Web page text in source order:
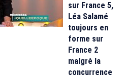
sur France 5,
Léa Salamé
toujours en
forme sur
France 2
malgré la
concurrence